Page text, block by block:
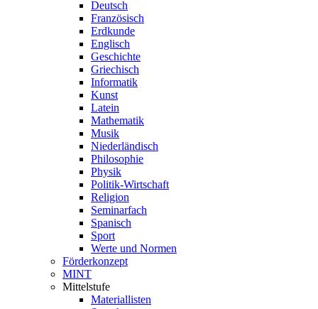
Deutsch
Französisch
Erdkunde
Englisch
Geschichte
Griechisch
Informatik
Kunst
Latein
Mathematik
Musik
Niederländisch
Philosophie
Physik
Politik-Wirtschaft
Religion
Seminarfach
Spanisch
Sport
Werte und Normen
Förderkonzept
MINT
Mittelstufe
Materiallisten